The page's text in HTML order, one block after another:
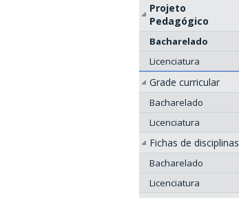
Projeto
Pedagógico
Bacharelado
Licenciatura
Grade curricular
Bacharelado
Licenciatura
Fichas de disciplinas
Bacharelado
Licenciatura